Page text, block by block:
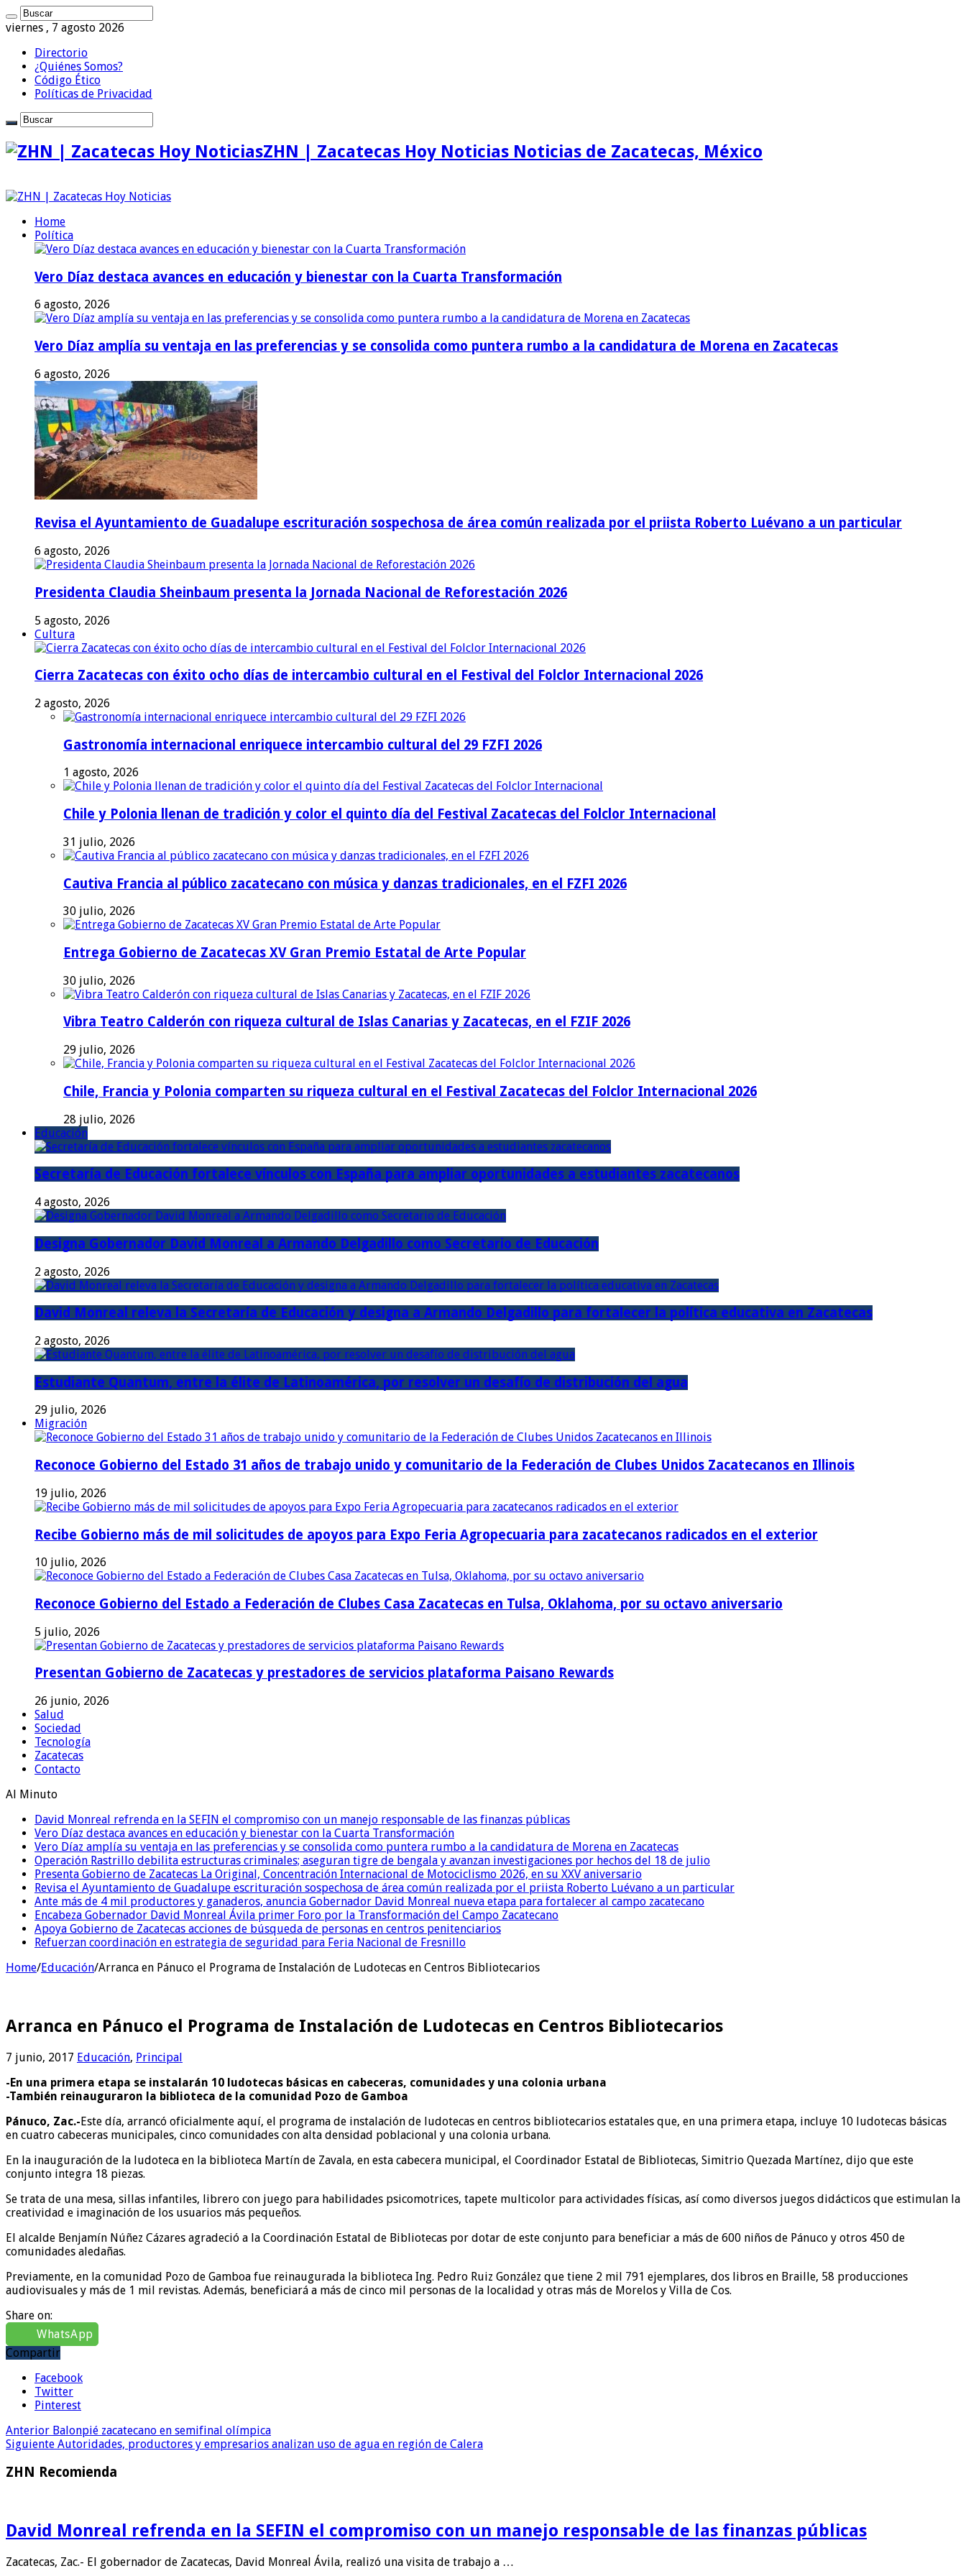
viernes , 7 agosto 2026
Directorio
¿Quiénes Somos?
Código Ético
Políticas de Privacidad
ZHN | Zacatecas Hoy Noticias Noticias de Zacatecas, México
Home
Política
Vero Díaz destaca avances en educación y bienestar con la Cuarta Transformación
6 agosto, 2026
Vero Díaz amplía su ventaja en las preferencias y se consolida como puntera rumbo a la candidatura de Morena en Zacatecas
6 agosto, 2026
Revisa el Ayuntamiento de Guadalupe escrituración sospechosa de área común realizada por el priista Roberto Luévano a un particular
6 agosto, 2026
Presidenta Claudia Sheinbaum presenta la Jornada Nacional de Reforestación 2026
5 agosto, 2026
Cultura
Cierra Zacatecas con éxito ocho días de intercambio cultural en el Festival del Folclor Internacional 2026
2 agosto, 2026
Gastronomía internacional enriquece intercambio cultural del 29 FZFI 2026
1 agosto, 2026
Chile y Polonia llenan de tradición y color el quinto día del Festival Zacatecas del Folclor Internacional
31 julio, 2026
Cautiva Francia al público zacatecano con música y danzas tradicionales, en el FZFI 2026
30 julio, 2026
Entrega Gobierno de Zacatecas XV Gran Premio Estatal de Arte Popular
30 julio, 2026
Vibra Teatro Calderón con riqueza cultural de Islas Canarias y Zacatecas, en el FZIF 2026
29 julio, 2026
Chile, Francia y Polonia comparten su riqueza cultural en el Festival Zacatecas del Folclor Internacional 2026
28 julio, 2026
Educación
Secretaría de Educación fortalece vínculos con España para ampliar oportunidades a estudiantes zacatecanos
4 agosto, 2026
Designa Gobernador David Monreal a Armando Delgadillo como Secretario de Educación
2 agosto, 2026
David Monreal releva la Secretaría de Educación y designa a Armando Delgadillo para fortalecer la política educativa en Zacatecas
2 agosto, 2026
Estudiante Quantum, entre la élite de Latinoamérica, por resolver un desafío de distribución del agua
29 julio, 2026
Migración
Reconoce Gobierno del Estado 31 años de trabajo unido y comunitario de la Federación de Clubes Unidos Zacatecanos en Illinois
19 julio, 2026
Recibe Gobierno más de mil solicitudes de apoyos para Expo Feria Agropecuaria para zacatecanos radicados en el exterior
10 julio, 2026
Reconoce Gobierno del Estado a Federación de Clubes Casa Zacatecas en Tulsa, Oklahoma, por su octavo aniversario
5 julio, 2026
Presentan Gobierno de Zacatecas y prestadores de servicios plataforma Paisano Rewards
26 junio, 2026
Salud
Sociedad
Tecnología
Zacatecas
Contacto
Al Minuto
David Monreal refrenda en la SEFIN el compromiso con un manejo responsable de las finanzas públicas
Vero Díaz destaca avances en educación y bienestar con la Cuarta Transformación
Vero Díaz amplía su ventaja en las preferencias y se consolida como puntera rumbo a la candidatura de Morena en Zacatecas
Operación Rastrillo debilita estructuras criminales; aseguran tigre de bengala y avanzan investigaciones por hechos del 18 de julio
Presenta Gobierno de Zacatecas La Original, Concentración Internacional de Motociclismo 2026, en su XXV aniversario
Revisa el Ayuntamiento de Guadalupe escrituración sospechosa de área común realizada por el priista Roberto Luévano a un particular
Ante más de 4 mil productores y ganaderos, anuncia Gobernador David Monreal nueva etapa para fortalecer al campo zacatecano
Encabeza Gobernador David Monreal Ávila primer Foro por la Transformación del Campo Zacatecano
Apoya Gobierno de Zacatecas acciones de búsqueda de personas en centros penitenciarios
Refuerzan coordinación en estrategia de seguridad para Feria Nacional de Fresnillo
Home/Educación/Arranca en Pánuco el Programa de Instalación de Ludotecas en Centros Bibliotecarios
Arranca en Pánuco el Programa de Instalación de Ludotecas en Centros Bibliotecarios
7 junio, 2017 Educación, Principal
-En una primera etapa se instalarán 10 ludotecas básicas en cabeceras, comunidades y una colonia urbana
-También reinauguraron la biblioteca de la comunidad Pozo de Gamboa
Pánuco, Zac.-Este día, arrancó oficialmente aquí, el programa de instalación de ludotecas en centros bibliotecarios estatales que, en una primera etapa, incluye 10 ludotecas básicas
en cuatro cabeceras municipales, cinco comunidades con alta densidad poblacional y una colonia urbana.
En la inauguración de la ludoteca en la biblioteca Martín de Zavala, en esta cabecera municipal, el Coordinador Estatal de Bibliotecas, Simitrio Quezada Martínez, dijo que este
conjunto integra 18 piezas.
Se trata de una mesa, sillas infantiles, librero con juego para habilidades psicomotrices, tapete multicolor para actividades físicas, así como diversos juegos didácticos que estimulan la
creatividad e imaginación de los usuarios más pequeños.
El alcalde Benjamín Núñez Cázares agradeció a la Coordinación Estatal de Bibliotecas por dotar de este conjunto para beneficiar a más de 600 niños de Pánuco y otros 450 de
comunidades aledañas.
Previamente, en la comunidad Pozo de Gamboa fue reinaugurada la biblioteca Ing. Pedro Ruiz González que tiene 2 mil 791 ejemplares, dos libros en Braille, 58 producciones
audiovisuales y más de 1 mil revistas. Además, beneficiará a más de cinco mil personas de la localidad y otras más de Morelos y Villa de Cos.
Share on:
WhatsApp
Compartir
Facebook
Twitter
Pinterest
Anterior Balonpié zacatecano en semifinal olímpica
Siguiente Autoridades, productores y empresarios analizan uso de agua en región de Calera
ZHN Recomienda
David Monreal refrenda en la SEFIN el compromiso con un manejo responsable de las finanzas públicas
Zacatecas, Zac.- El gobernador de Zacatecas, David Monreal Ávila, realizó una visita de trabajo a …